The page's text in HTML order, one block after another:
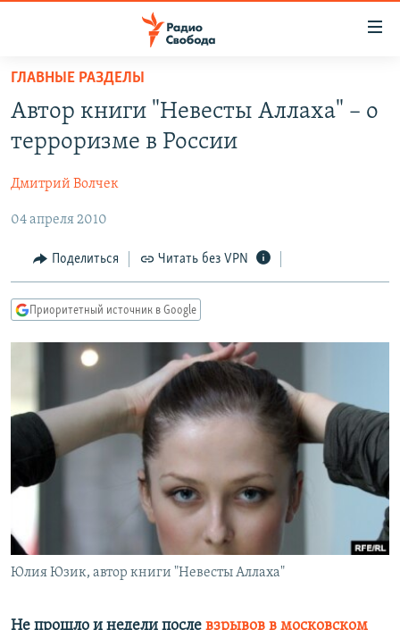
упрощенного
доступа
основному
Вернутся
главной
навигации
Вернутся
ПОДКАСТЫ
АВТОРСКИЕ ПРОЕКТЫ
ЦИТАТЫ СВОБОДЫ
МНЕНИЯ
КУЛЬТУРА
IDEL.РЕАЛИИ
КАВКАЗ.РЕАЛИИ
СЕВЕР.РЕАЛИИ
СИБИРЬ.РЕАЛИИ
РАСПИСАНИЕ ВЕЩАНИЯ
ПОДПИШИТЕСЬ НА РАССЫЛКУ
Все сайты РСЕ/РС
ГЛАВНЫЕ РАЗДЕЛЫ
Автор книги "Невесты Аллаха" – о
терроризме в России
Дмитрий Волчек
04 апреля 2010
Поделиться Читать без VPN
Приоритетный источник в Google
Юлия Юзик, автор книги "Невесты Аллаха"
Не прошло и недели после взрывов в московском